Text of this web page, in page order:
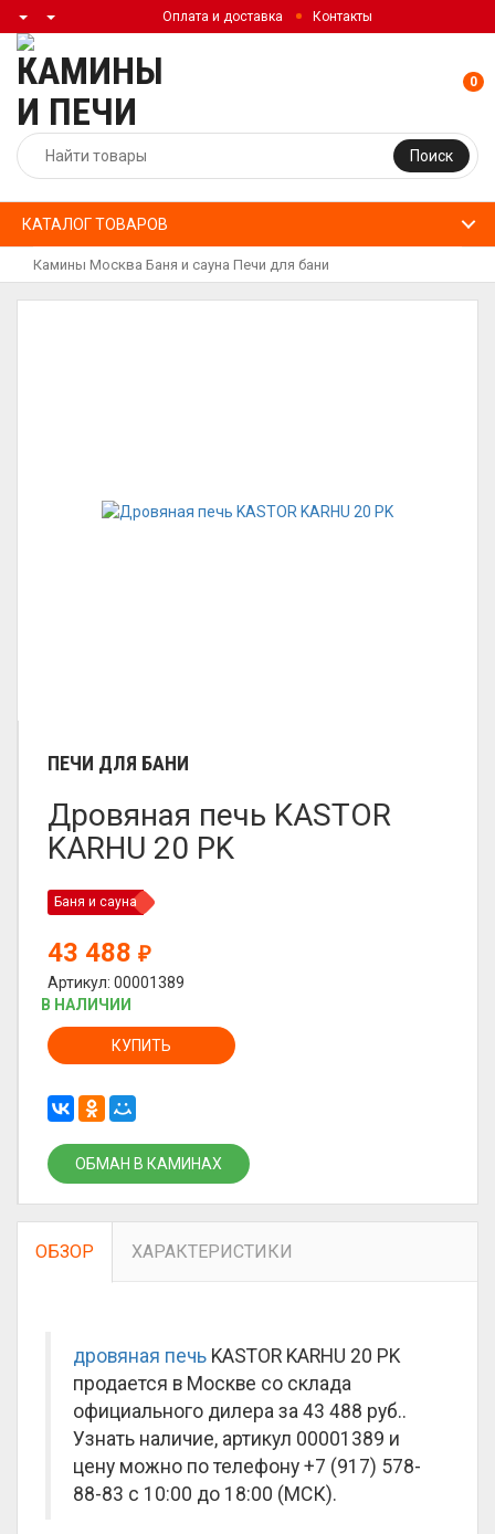
Оплата и доставка Контакты
Поиск
0
КАТАЛОГ ТОВАРОВ
Камины Москва Баня и сауна Печи для бани
ПЕЧИ ДЛЯ БАНИ
Дровяная печь KASTOR
KARHU 20 PK
Баня и сауна
43 488 ₽
Артикул: 00001389
В НАЛИЧИИ
КУПИТЬ
ОБМАН В КАМИНАХ
ОБЗОР ХАРАКТЕРИСТИКИ
дровяная печь KASTOR KARHU 20 PK
продается в Москве со склада
официального дилера за 43 488 руб..
Узнать наличие, артикул 00001389 и
цену можно по телефону +7 (917) 578-
88-83 с 10:00 до 18:00 (МСК).